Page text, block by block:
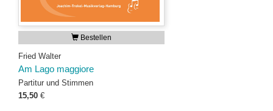
Bestellen
Fried Walter
Am Lago maggiore
Partitur und Stimmen
15,50 €